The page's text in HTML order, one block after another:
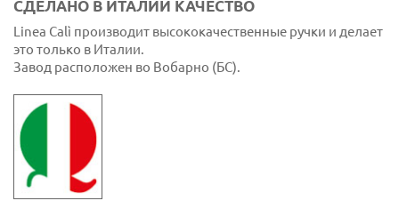
СДЕЛАНО В ИТАЛИИ КАЧЕСТВО
Linea Calì производит высококачественные ручки и делает
это только в Италии.
Завод расположен во Вобарно (БС).